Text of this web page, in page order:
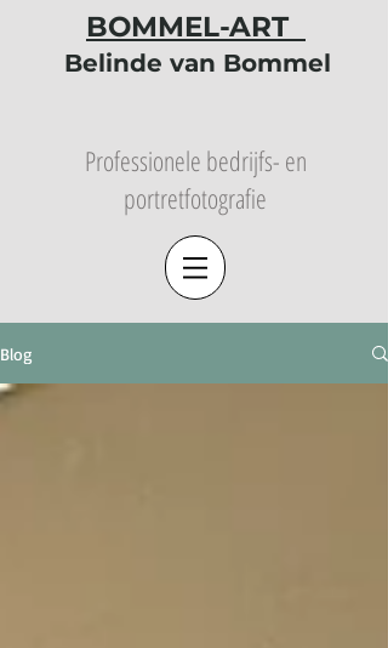
BOMMEL-ART
Belinde van Bommel
Professionele bedrijfs- en
portretfotografie
Blog